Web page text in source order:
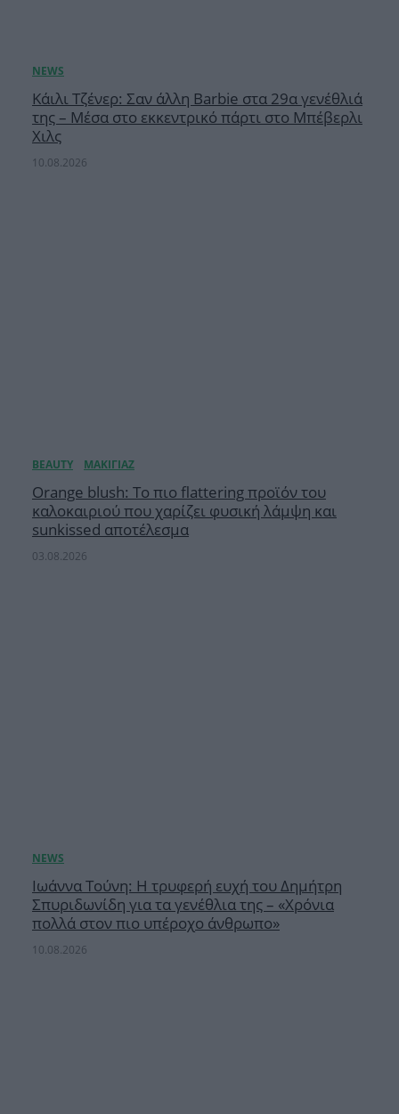
Κάιλι Τζένερ: Σαν άλλη Barbie στα 29α γενέθλιά
της – Μέσα στο εκκεντρικό πάρτι στο Μπέβερλι
Χιλς
10.08.2026
Orange blush: Το πιο flattering προϊόν του
καλοκαιριού που χαρίζει φυσική λάμψη και
sunkissed αποτέλεσμα
03.08.2026
Ιωάννα Τούνη: Η τρυφερή ευχή του Δημήτρη
Σπυριδωνίδη για τα γενέθλια της – «Χρόνια
πολλά στον πιο υπέροχο άνθρωπο»
10.08.2026